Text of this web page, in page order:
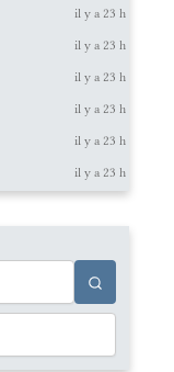
il y a 23 h
il y a 23 h
il y a 23 h
il y a 23 h
il y a 23 h
il y a 23 h